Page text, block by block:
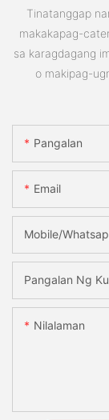
Tinatanggap
makakapag-
sa karagdagang
o makipag-
Pangalan
Email
Mobile/
Pangalan Ng
Nilalaman